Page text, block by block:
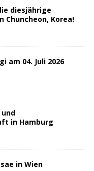
diesjährige
Korea!
am 04. Juli 2026
in Hamburg
in Wien